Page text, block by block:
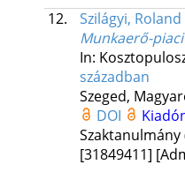
12.
Szilágyi, Roland
Munkaerő-
In:
században
Szeged,
DOI
[31849411]